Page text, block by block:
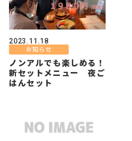
2023.11.18
お知らせ
ノンアルでも楽しめる！
新セットメニュー 夜ご
はんセット